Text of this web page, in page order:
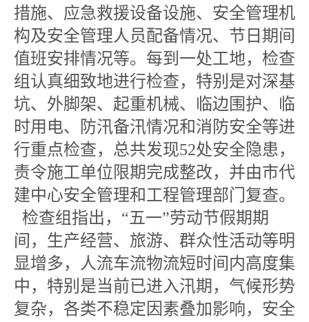
措施、应急救援设备设施、安全管理机
构及安全管理人员配备情况、节日期间
值班安排情况等。每到一处工地，检查
组认真细致地进行检查，特别是对深基
坑、外脚架、起重机械、临边围护、临
时用电、防汛备汛情况和消防安全等进
行重点检查，总共发现52处安全隐患，
责令施工单位限期完成整改，并由市代
建中心安全管理和工程管理部门复查。
检查组指出，“五一”劳动节假期期
间，生产经营、旅游、群众性活动等明
显增多，人流车流物流短时间内高度集
中，特别是当前已进入汛期，气候形势
复杂，各类不稳定因素叠加影响，安全